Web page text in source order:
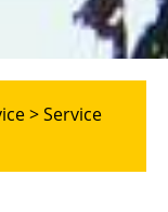
>Service